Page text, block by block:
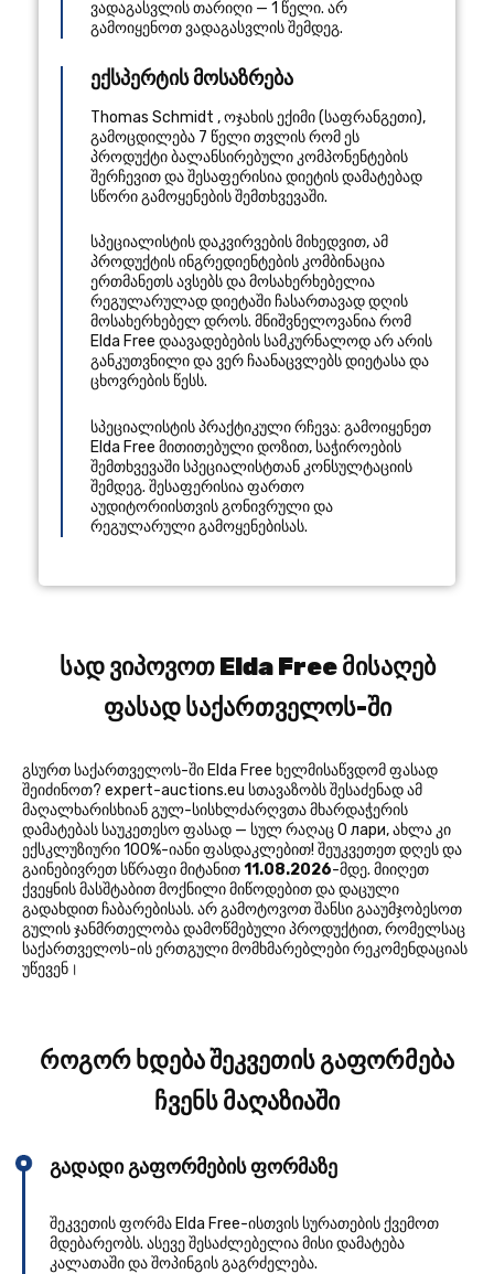
ვადაგასვლის თარიღი — 1 წელი. არ
გამოიყენოთ ვადაგასვლის შემდეგ.
ექსპერტის მოსაზრება
Thomas Schmidt ,ოჯახის ექიმი(საფრანგეთი),
გამოცდილება 7 წელითვლის რომ ეს
პროდუქტი ბალანსირებული კომპონენტების
შერჩევით და შესაფერისია დიეტის დამატებად
სწორი გამოყენების შემთხვევაში.
სპეციალისტის დაკვირვების მიხედვით, ამ
პროდუქტის ინგრედიენტების კომბინაცია
ერთმანეთს ავსებს და მოსახერხებელია
რეგულარულად დიეტაში ჩასართავად დღის
მოსახერხებელ დროს. მნიშვნელოვანია რომ
Elda Free დაავადებების სამკურნალოდ არ არის
განკუთვნილი და ვერ ჩაანაცვლებს დიეტასა და
ცხოვრების წესს.
სპეციალისტის პრაქტიკული რჩევა: გამოიყენეთ
Elda Free მითითებული დოზით, საჭიროების
შემთხვევაში სპეციალისტთან კონსულტაციის
შემდეგ. შესაფერისია ფართო
აუდიტორიისთვის გონივრული და
რეგულარული გამოყენებისას.
სად ვიპოვოთ Elda Free მისაღებ
ფასად საქართველოს-ში
გსურთ საქართველოს-ში Elda Free ხელმისაწვდომ ფასად
შეიძინოთ? expert-auctions.eu სთავაზობს შესაძენად ამ
მაღალხარისხიან გულ-სისხლძარღვთა მხარდაჭერის
დამატებას საუკეთესო ფასად — სულ რაღაც 0 лари, ახლა კი
ექსკლუზიური 100%-იანი ფასდაკლებით! შეუკვეთეთ დღეს და
გაინებივრეთ სწრაფი მიტანით11.08.2026-მდე. მიიღეთ
ქვეყნის მასშტაბით მოქნილი მიწოდებით და დაცული
გადახდით ჩაბარებისას. არ გამოტოვოთ შანსი გააუმჯობესოთ
გულის ჯანმრთელობა დამოწმებული პროდუქტით, რომელსაც
საქართველოს-ის ერთგული მომხმარებლები რეკომენდაციას
უწევენ।
როგორ ხდება შეკვეთის გაფორმება
ჩვენს მაღაზიაში
გადადი გაფორმების ფორმაზე
შეკვეთის ფორმა Elda Free-ისთვის სურათების ქვემოთ
მდებარეობს. ასევე შესაძლებელია მისი დამატება
კალათაში და შოპინგის გაგრძელება.